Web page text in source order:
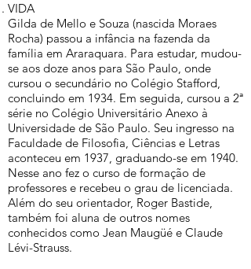
VIDA
Gilda de Mello e Souza (nascida Moraes
Rocha) passou a infância na fazenda da
família em Araraquara. Para estudar, mudou-
se aos doze anos para São Paulo, onde
cursou o secundário no Colégio Stafford,
concluindo em 1934. Em seguida, cursou a 2ª
série no Colégio Universitário Anexo à
Universidade de São Paulo. Seu ingresso na
Faculdade de Filosofia, Ciências e Letras
aconteceu em 1937, graduando-se em 1940.
Nesse ano fez o curso de formação de
professores e recebeu o grau de licenciada.
Além do seu orientador, Roger Bastide,
também foi aluna de outros nomes
conhecidos como Jean Maugüé e Claude
Lévi-Strauss.